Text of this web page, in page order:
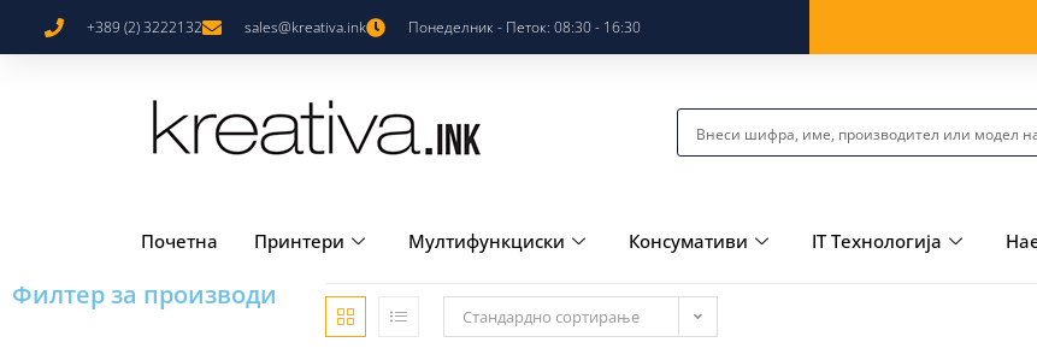
+389 (2) 3222132 sales@kreativa.ink Понеделник - Петок: 08:30 - 16:30
Почетна Принтери Мултифункциски Консумативи IT Технологија
Филтер за производи
Стандардно сортирање